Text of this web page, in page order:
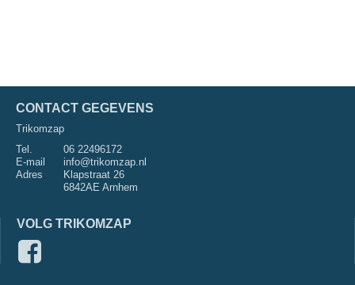
CONTACT GEGEVENS
Trikomzap
Tel.
06 22496172
E-mail
info@trikomzap.nl
Adres
Klapstraat 26
6842AE Arnhem
VOLG TRIKOMZAP